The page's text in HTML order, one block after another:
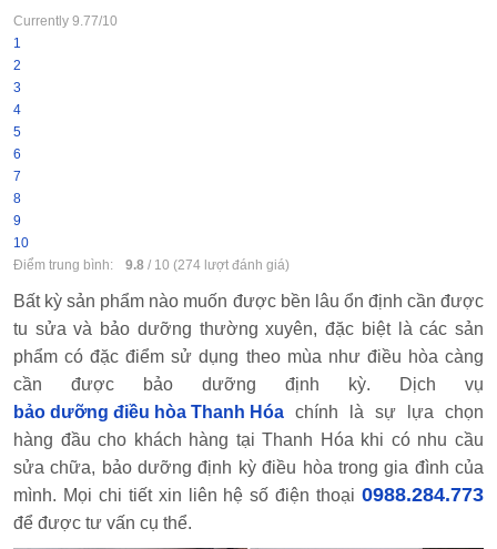
Currently 9.77/10
1
2
3
4
5
6
7
8
9
10
Điểm trung bình:
9.8 / 10 (274 lượt đánh giá)
Bất kỳ sản phẩm nào muốn được bền lâu ổn định cần được
tu sửa và bảo dưỡng thường xuyên, đặc biệt là các sản
phẩm có đặc điểm sử dụng theo mùa như điều hòa càng
cần được bảo dưỡng định kỳ. Dịch vụ
bảo dưỡng điều hòa Thanh Hóa chính là sự lựa chọn
hàng đầu cho khách hàng tại Thanh Hóa khi có nhu cầu
sửa chữa, bảo dưỡng định kỳ điều hòa trong gia đình của
mình. Mọi chi tiết xin liên hệ số điện thoại 0988.284.773
để được tư vấn cụ thể.